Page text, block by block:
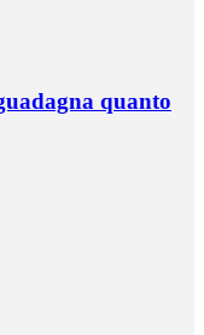
quanto